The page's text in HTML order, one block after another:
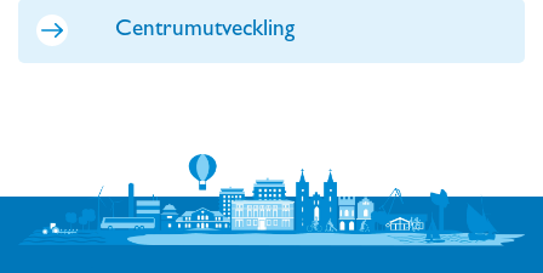
Centrumutveckling